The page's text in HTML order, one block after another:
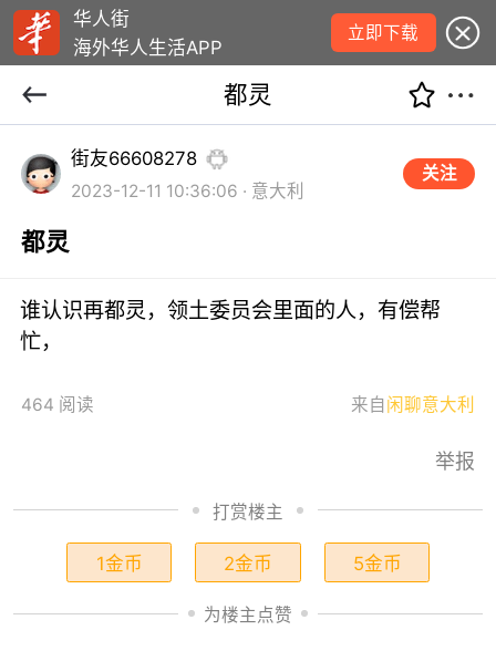
华人街
海外华人生活APP
立即下载
都灵
街友66608278
2023-12-11 10:36:06 · 意大利
关注
都灵
谁认识再都灵，领土委员会里面的人，有偿帮
忙，
464 阅读 来自 闲聊意大利
举报
打赏楼主
1金币 2金币 5金币
为楼主点赞